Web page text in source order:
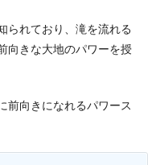
られており、滝を流れる
向きな大地のパワーを授
前向きになれるパワース